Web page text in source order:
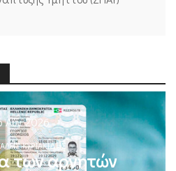
Αυγ 2026
ΚΥΡΙΑΚΊΔΗΣ
των αρνητών